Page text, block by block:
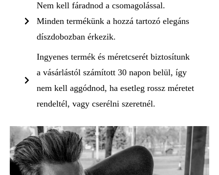
Nem kell fáradnod a csomagolással.
Minden termékünk a hozzá tartozó elegáns
díszdobozban érkezik.
Ingyenes termék és méretcserét biztosítunk
a vásárlástól számított 30 napon belül, így
nem kell aggódnod, ha esetleg rossz méretet
rendeltél, vagy cserélni szeretnél.